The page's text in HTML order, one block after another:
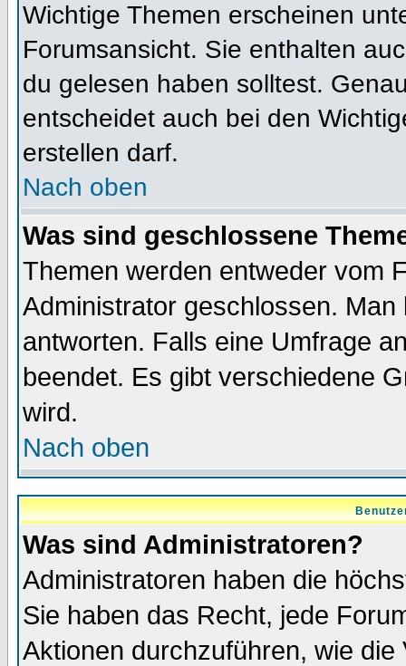
Wichtige Themen erscheinen
Forumsansicht. Sie enthalten
du gelesen haben solltest.
entscheidet auch bei den
erstellen darf.
Nach oben
Was sind geschlossene
Themen werden entweder vom
Administrator geschlossen.
antworten. Falls eine Umfrage
beendet. Es gibt verschiedene
wird.
Nach oben
Was sind Administratoren?
Administratoren haben die
Sie haben das Recht, jede
Aktionen durchzuführen, wie